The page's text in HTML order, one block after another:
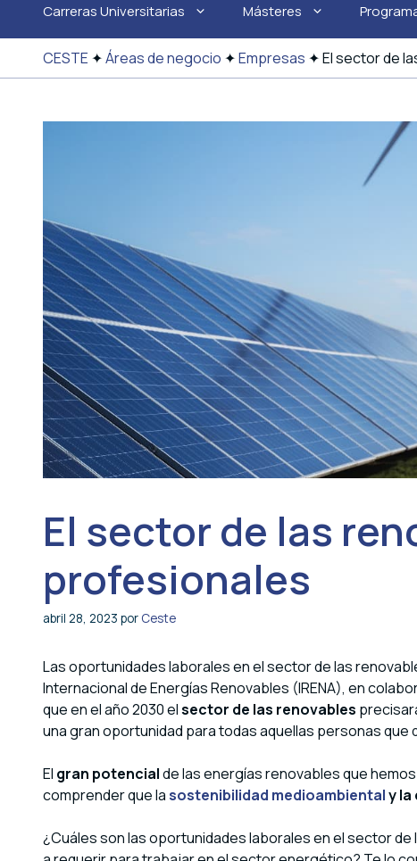
Carreras Universitarias Másteres
CESTE ✦Áreas de negocio ✦Empresas ✦El sector de
El sector de las
profesionales
abril 28, 2023 por Ceste
Las oportunidades laborales en el sector de las
Internacional de Energías Renovables (IRENA), en
que en el año 2030 elsector de las renovables
una gran oportunidad para todas aquellas personas que
El gran potencialde las energías renovables que
comprender que lasostenibilidad medioambientaly la
¿Cuáles son las oportunidades laborales en el sector